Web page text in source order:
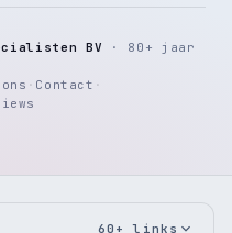
BV
· 80+ jaar
· Contact ·
60+ links